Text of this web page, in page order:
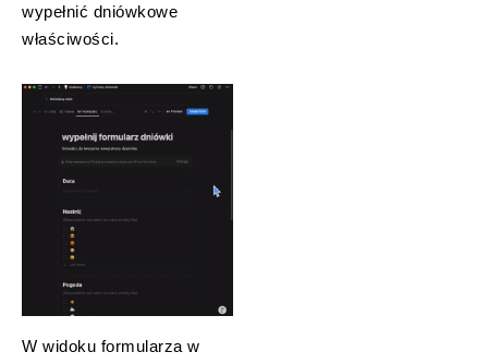
wypełnić dniówkowe
właściwości.
W widoku formularza w